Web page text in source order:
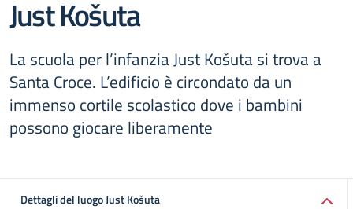
Just Košuta
La scuola per l’infanzia Just Košuta si trova a
Santa Croce. L’edificio è circondato da un
immenso cortile scolastico dove i bambini
possono giocare liberamente
Dettagli del luogo Just Košuta